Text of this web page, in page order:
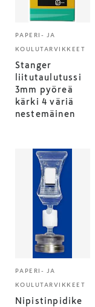
PAPERI- JA
KOULUTARVIKKEET
Stanger
liitutaulutussi
3mm pyöreä
kärki 4 väriä
nestemäinen
PAPERI- JA
KOULUTARVIKKEET
Nipistinpidike